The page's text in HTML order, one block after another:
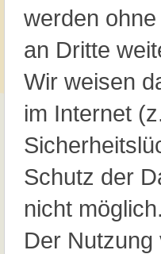
werden
an Dritte
Wir weisen
im Internet
Schutz der
nicht möglich.
Der